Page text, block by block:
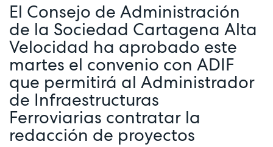
El Consejo de Administración
de la Sociedad Cartagena Alta
Velocidad ha aprobado este
martes el convenio con ADIF
que permitirá al Administrador
de Infraestructuras
Ferroviarias contratar la
redacción de proyectos